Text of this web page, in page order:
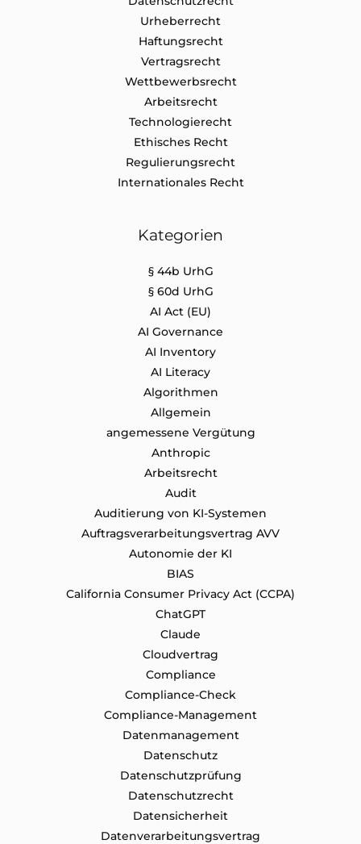
Urheberrecht
Haftungsrecht
Vertragsrecht
Wettbewerbsrecht
Arbeitsrecht
Technologierecht
Ethisches Recht
Regulierungsrecht
Internationales Recht
Kategorien
§ 44b UrhG
§ 60d UrhG
AI Act (EU)
AI Governance
AI Inventory
AI Literacy
Algorithmen
Allgemein
angemessene Vergütung
Anthropic
Arbeitsrecht
Audit
Auditierung von KI-Systemen
Auftragsverarbeitungsvertrag AVV
Autonomie der KI
BIAS
California Consumer Privacy Act (CCPA)
ChatGPT
Claude
Cloudvertrag
Compliance
Compliance-Check
Compliance-Management
Datenmanagement
Datenschutz
Datenschutzprüfung
Datenschutz​recht
Datensicherheit
Datenverarbeitungsvertrag